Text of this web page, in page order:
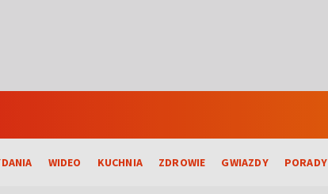
WIDEO KUCHNIA ZDROWIE GWIAZDY PORADY